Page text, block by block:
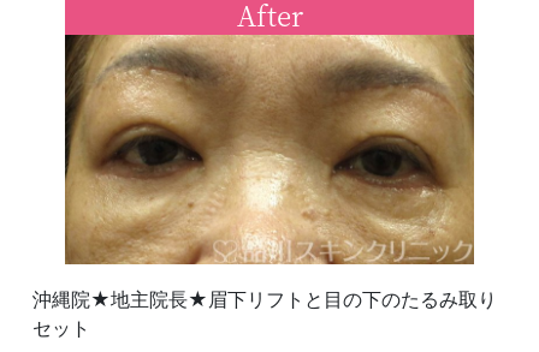
After
沖縄院★地主院長★眉下リフトと目の下のたるみ取り
セット